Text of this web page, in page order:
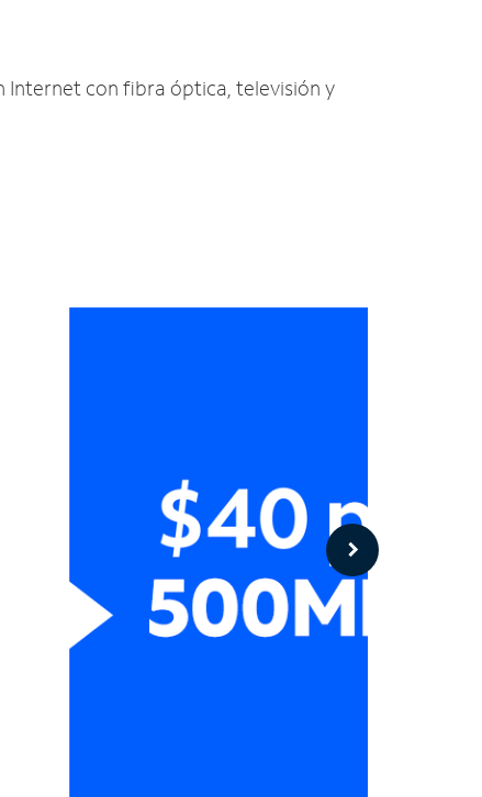
Internet con fibra óptica, televisión y